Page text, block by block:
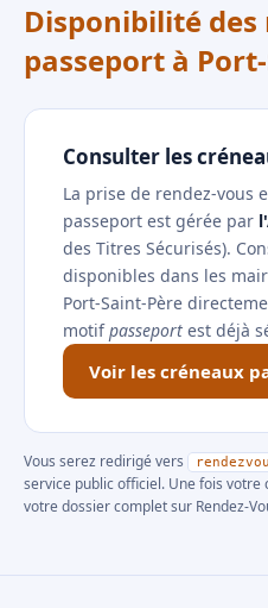
Disponibilité des
passeport à
Consulter les
La prise de rendez-vous
passeport est gérée par
des Titres Sécurisés).
disponibles dans les
Port-Saint-Père
motifpasseport est déjà
Voir les créneaux
Vous serez redirigé vers
service public officiel. Une fois
votre dossier complet sur Rendez-